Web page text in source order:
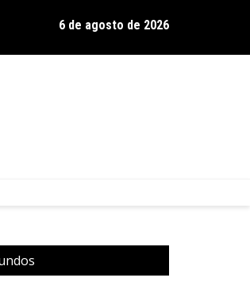
30 anos de estrada com show no Gravador
6 de agosto de 2026